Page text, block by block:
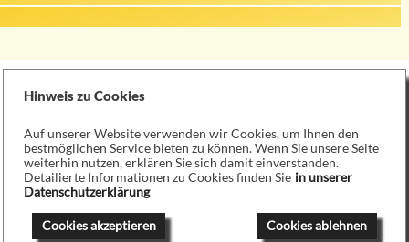
Hinweis zu Cookies
Auf unserer Website verwenden wir Cookies, um Ihnen den
bestmöglichen Service bieten zu können. Wenn Sie unsere Seite
weiterhin nutzen, erklären Sie sich damit einverstanden.
Detailierte Informationen zu Cookies finden Sie in unserer
Datenschutzerklärung
Cookies ablehnen
Cookies akzeptieren